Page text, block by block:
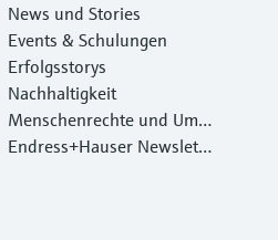
News und Stories
Events & Schulungen
Erfolgsstorys
Nachhaltigkeit
Menschenrechte und Umw
eltschutz
Endress+Hauser Newslett